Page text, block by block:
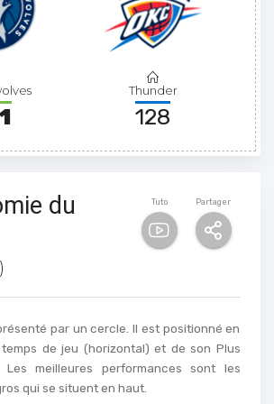
Thunder
128
Partager
Tuto
du
par un cercle. Il est positionné en
de jeu (horizontal) et de son Plus
Les meilleures performances sont les
qui se situent en haut.